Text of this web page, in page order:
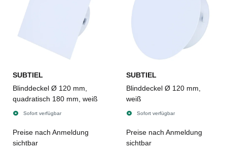
SUBTIEL
Blinddeckel Ø 120 mm,
quadratisch 180 mm, weiß
Sofort verfügbar
Preise nach Anmeldung
sichtbar
SUBTIEL
Blinddeckel Ø 120 mm,
weiß
Sofort verfügbar
Preise nach Anmeldung
sichtbar